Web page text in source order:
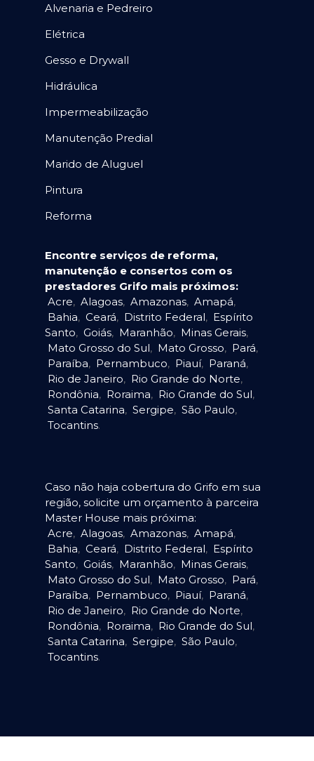
Alvenaria e Pedreiro
Elétrica
Gesso e Drywall
Hidráulica
Impermeabilização
Manutenção Predial
Marido de Aluguel
Pintura
Reforma
Encontre serviços de reforma,
manutenção e consertos com os
prestadores Grifo mais próximos:
Acre, Alagoas, Amazonas, Amapá,
Bahia, Ceará, Distrito Federal, Espírito
Santo, Goiás, Maranhão, Minas Gerais,
Mato Grosso do Sul, Mato Grosso, Pará,
Paraíba, Pernambuco, Piauí, Paraná,
Rio de Janeiro, Rio Grande do Norte,
Rondônia, Roraima, Rio Grande do Sul,
Santa Catarina, Sergipe, São Paulo,
Tocantins.
Caso não haja cobertura do Grifo em sua
região, solicite um orçamento à parceira
Master House mais próxima:
Acre, Alagoas, Amazonas, Amapá,
Bahia, Ceará, Distrito Federal, Espírito
Santo, Goiás, Maranhão, Minas Gerais,
Mato Grosso do Sul, Mato Grosso, Pará,
Paraíba, Pernambuco, Piauí, Paraná,
Rio de Janeiro, Rio Grande do Norte,
Rondônia, Roraima, Rio Grande do Sul,
Santa Catarina, Sergipe, São Paulo,
Tocantins.